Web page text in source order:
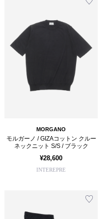
MORGANO
モルガーノ / GIZAコットン クルー
ネックニット S/S / ブラック
¥28,600
INTEREPRE